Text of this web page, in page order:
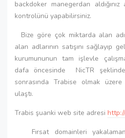
backdoker manegerdan
kontrolünü yapabilirsiniz.
Bize göre çok miktarda alan
alan adlarının satışını sağlayıp
kurumununun tam işlevle
dafa öncesinde NicTR
sonrasında Trabise olmak
ulaştı.
Trabis şuanki web site adresi
Fırsat domainleri